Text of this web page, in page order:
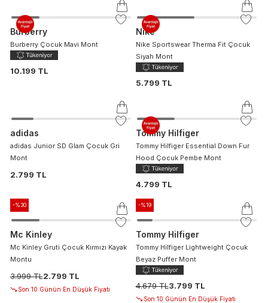
Burberry
Burberry Çocuk Mavi Mont
10.199 TL
Nike
Nike Sportswear Therma Fit Çocuk
Siyah Mont
5.799 TL
adidas
adidas Junior SD Glam Çocuk Gri
Mont
2.799 TL
Tommy Hilfiger
Tommy Hilfiger Essential Down Fur
Hood Çocuk Pembe Mont
4.799 TL
-%30
Mc Kinley
Mc Kinley Gruti Çocuk Kırmızı Kayak
Montu
3.999 TL2.799 TL
Son 10 Günün En Düşük Fiyatı
-%19
Tommy Hilfiger
Tommy Hilfiger Lightweight Çocuk
Beyaz Puffer Mont
4.679 TL3.799 TL
Son 10 Günün En Düşük Fiyatı